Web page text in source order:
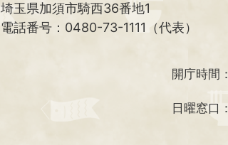
埼玉県加須市騎西36番地1
電話番号：0480-73-1111（代表）
開庁時間：
日曜窓口：